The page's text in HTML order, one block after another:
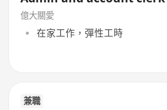
億大關愛
在家工作，彈性工時
兼職